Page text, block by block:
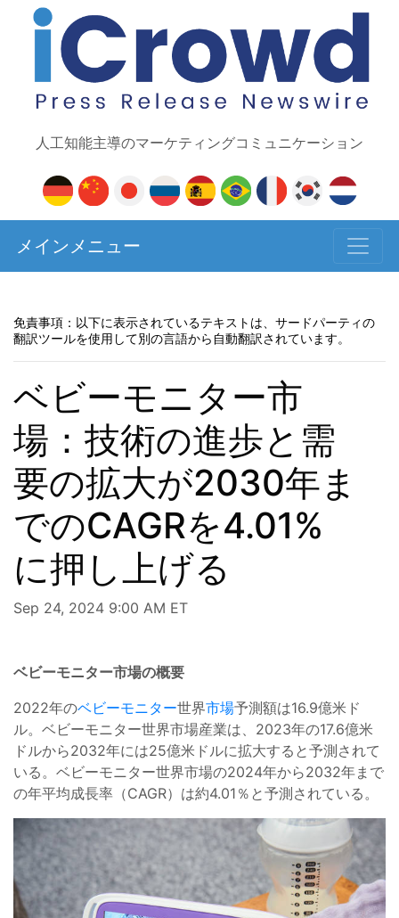
人工知能主導のマーケティングコミュニケーション
メインメニュー
免責事項：以下に表示されているテキストは、サードパーティの
翻訳ツールを使用して別の言語から自動翻訳されています。
ベビーモニター市
場：技術の進歩と需
要の拡大が2030年ま
でのCAGRを4.01%
に押し上げる
Sep 24, 2024 9:00 AM ET
ベビーモニター市場の概要
2022年のベビーモニター世界市場予測額は16.9億米ド
ル。ベビーモニター世界市場産業は、2023年の17.6億米
ドルから2032年には25億米ドルに拡大すると予測されて
いる。ベビーモニター世界市場の2024年から2032年まで
の年平均成長率（CAGR）は約4.01％と予測されている。